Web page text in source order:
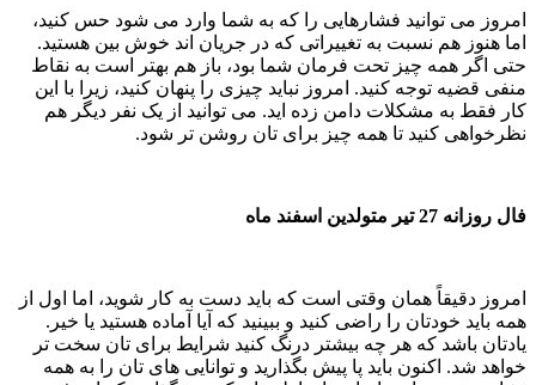
امروز می توانید فشارهایی را که به شما وارد می شود حس کنید،
اما هنوز هم نسبت به تغییراتی که در جریان اند خوش بین هستید.
حتی اگر همه چیز تحت فرمان شما بود، باز هم بهتر است به نقاط
منفی قضیه توجه کنید. امروز نباید چیزی را پنهان کنید، زیرا با این
کار فقط به مشکلات دامن زده اید. می توانید از یک نفر دیگر هم
نظرخواهی کنید تا همه چیز برای تان روشن تر شود.
فال روزانه 27 تیر متولدین اسفند ماه
امروز دقیقاً همان وقتی است که باید دست به کار شوید، اما اول از
همه باید خودتان را راضی کنید و ببینید که آیا آماده هستید یا خیر.
یادتان باشد که هر چه بیشتر درنگ کنید شرایط برای تان سخت تر
خواهد شد. اکنون باید پا پیش بگذارید و توانایی های تان را به همه